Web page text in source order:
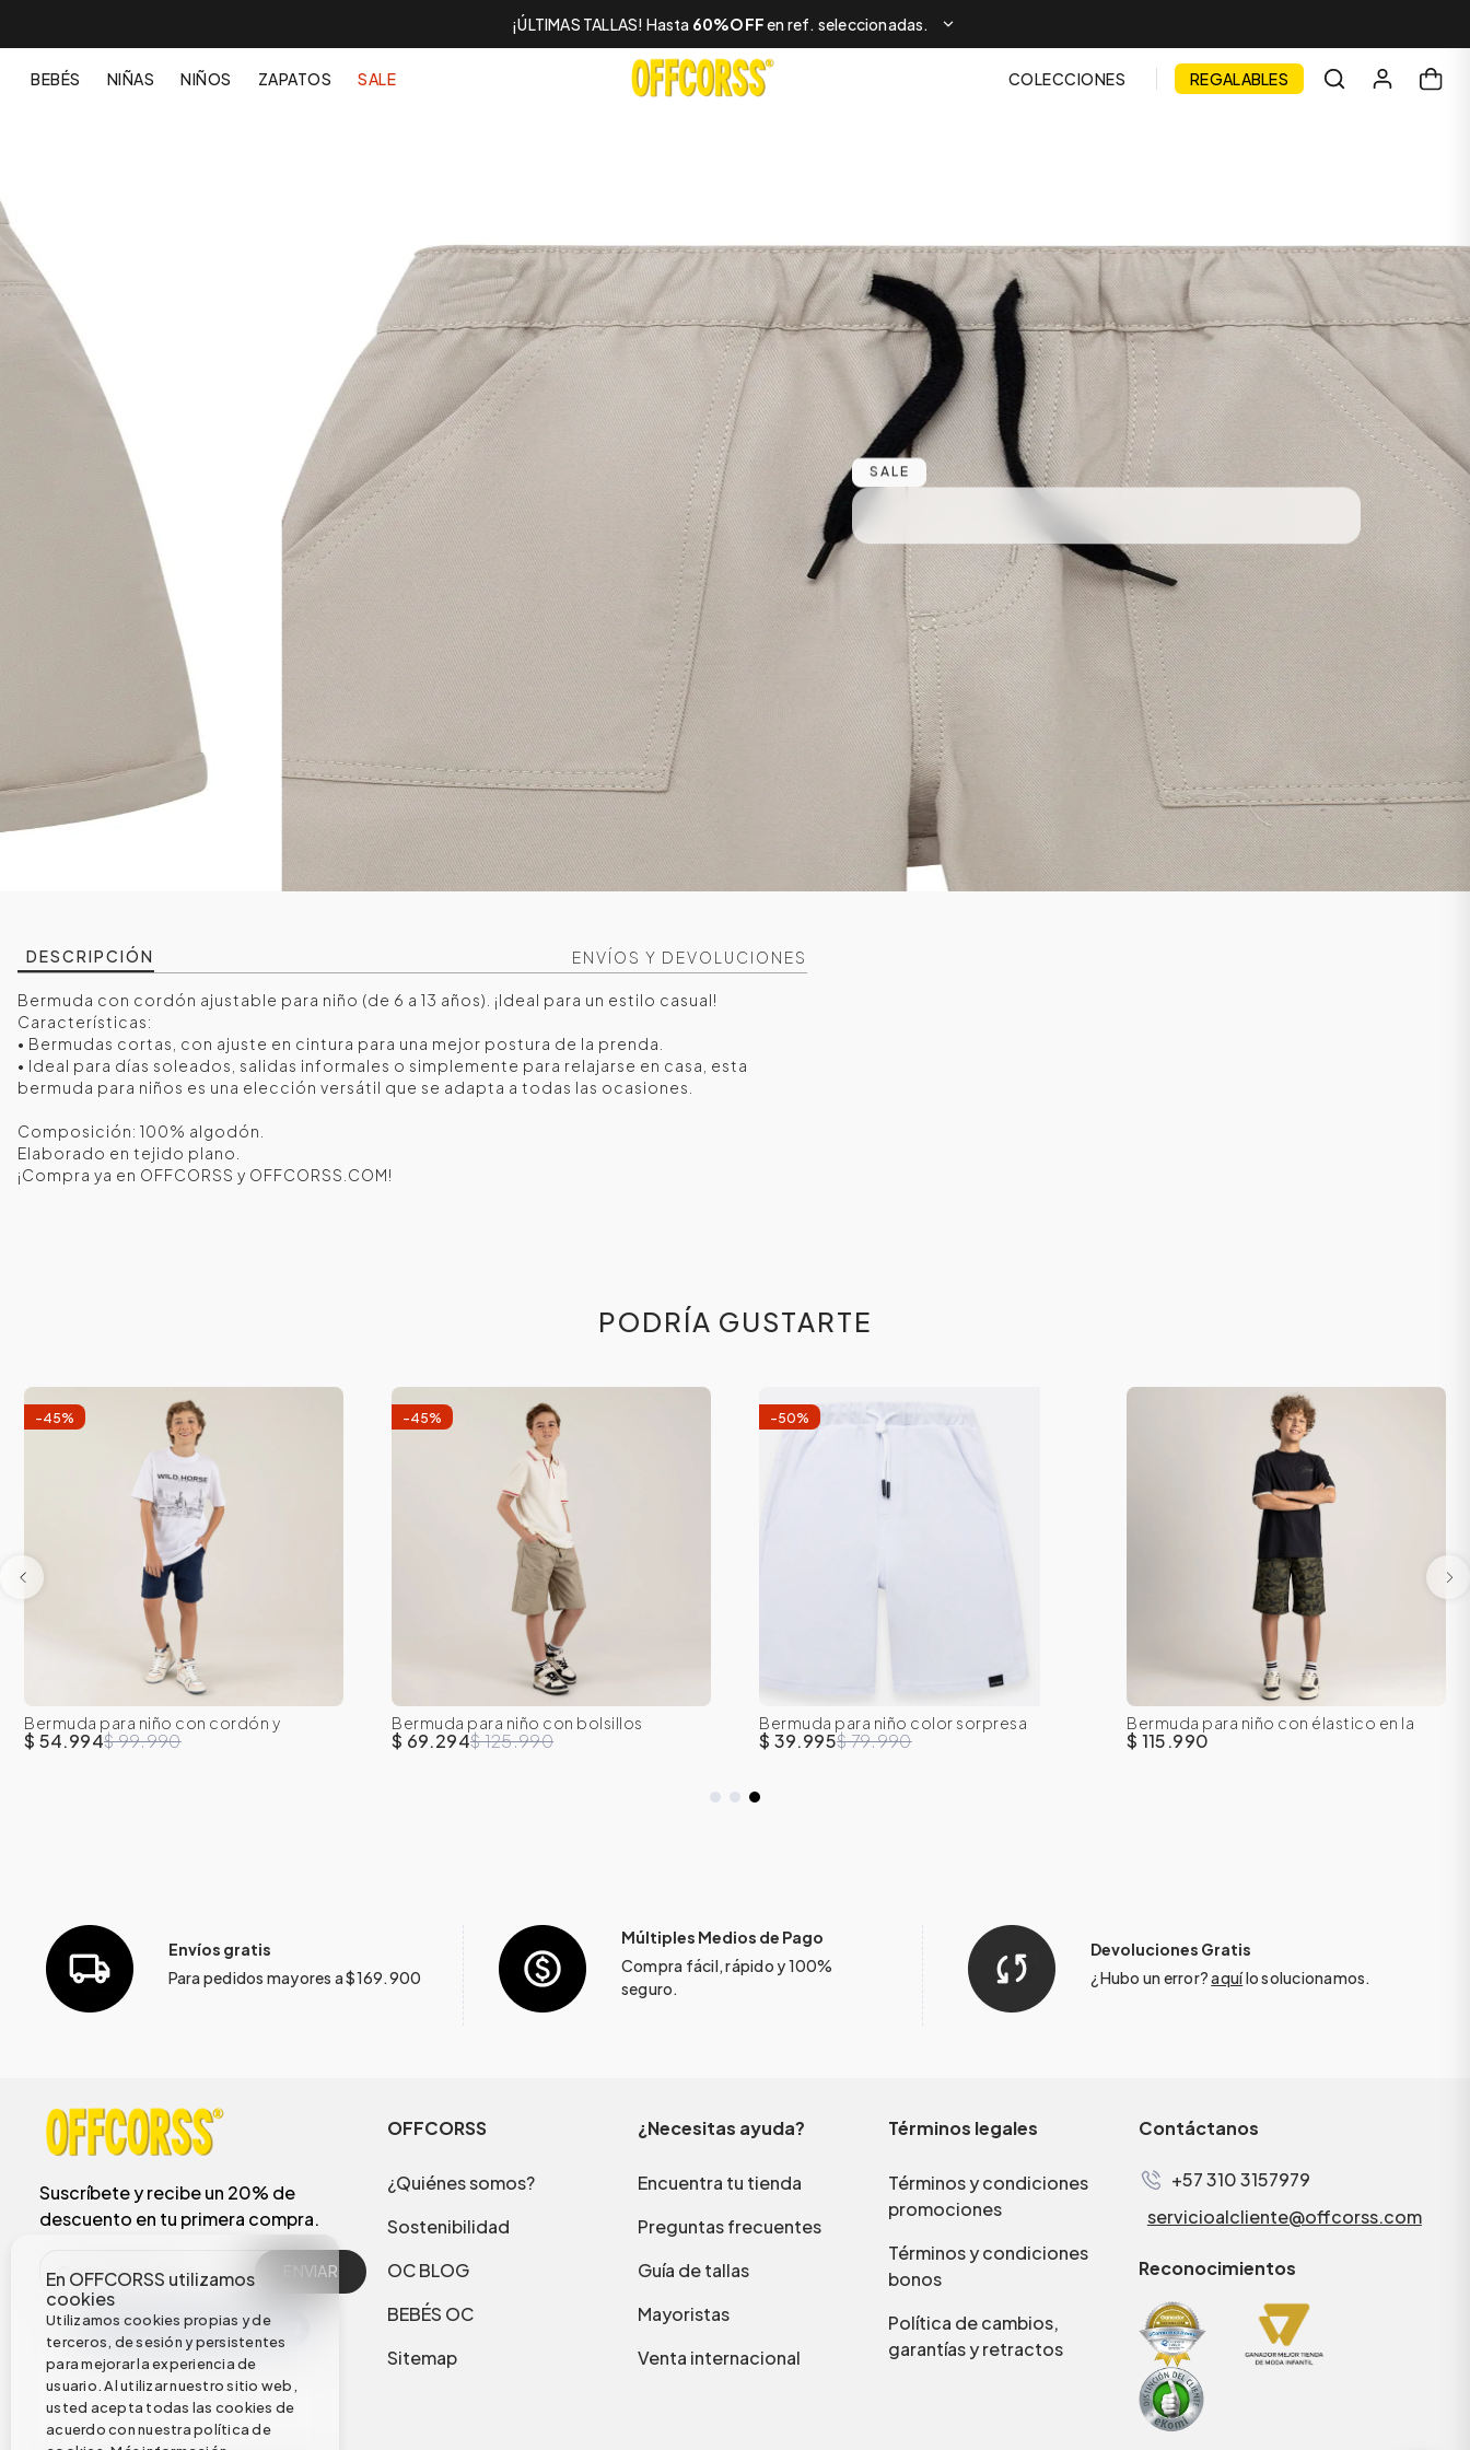
¡ÚLTIMAS TALLAS! Hasta 60%OFFen ref. seleccionadas.
BEBÉS NIÑAS NIÑOS ZAPATOS SALE COLECCIONES REGALABLES
En OFFCORSS utilizamos
cookies
Utilizamos cookies propias y de
terceros, de sesión y persistentes
para mejorar la experiencia de
usuario. Al utilizar nuestro sitio web,
usted acepta todas las cookies de
acuerdo con nuestra política de
SALE
DESCRIPCIÓN ENVÍOS Y DEVOLUCIONES
Bermuda con cordón ajustable para niño (de 6 a 13 años). ¡Ideal para un estilo casual!
Características:
• Bermudas cortas, con ajuste en cintura para una mejor postura de la prenda.
• Ideal para días soleados, salidas informales o simplemente para relajarse en casa, esta
bermuda para niños es una elección versátil que se adapta a todas las ocasiones.
Composición: 100% algodón.
Elaborado en tejido plano.
¡Compra ya en OFFCORSS y OFFCORSS.COM!
PODRÍA GUSTARTE
-45%
10 12 14 16
8
Bermuda para niño con cordón y
bolsillos
$ 54.994$ 99.990
-45%
10 12 14 16
8
Bermuda para niño con bolsillos
$ 69.294$ 125.990
-50%
12M 10 14 16
8
Bermuda para niño color sorpresa
$ 39.995$ 79.990
10 12 14 16
8
Bermuda para niño con élastico en la
cintura
$ 115.990
Envíos gratis
Para pedidos mayores a $169.900
Múltiples Medios de Pago
Compra fácil, rápido y 100%
seguro.
Devoluciones Gratis
¿Hubo un error?aquílo solucionamos.
Suscríbete y recibe un 20% de
descuento en tu primera compra.
ENVIAR
OFFCORSS
¿Quiénes somos?
Sostenibilidad
OC BLOG
BEBÉS OC
Sitemap
¿Necesitas ayuda?
Encuentra tu tienda
Preguntas frecuentes
Guía de tallas
Mayoristas
Venta internacional
Términos legales
Términos y condiciones
promociones
Términos y condiciones
bonos
Política de cambios,
garantías y retractos
Contáctanos
+57 310 3157979
servicioalcliente@offcorss.com
Reconocimientos